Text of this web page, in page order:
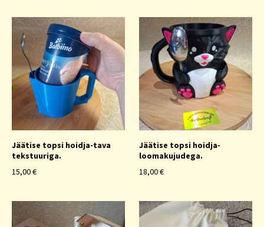
Jäätise topsi hoidja-tava
tekstuuriga.
15,00 €
Jäätise topsi hoidja-
loomakujudega.
18,00 €